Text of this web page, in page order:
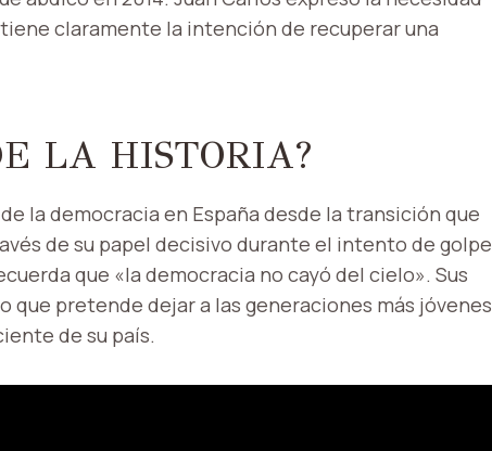
claramente la intención de recuperar una
LA HISTORIA?
la democracia en España desde la transición que
de su papel decisivo durante el intento de golpe
que «la democracia no cayó del cielo». Sus
que pretende dejar a las generaciones más jóvenes
de su país.